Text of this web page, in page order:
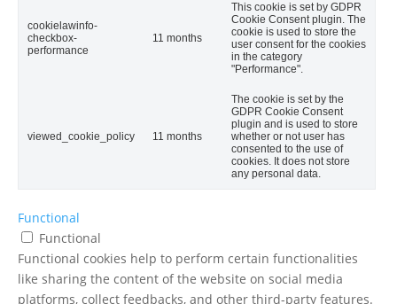
cookielawinfo-
checkbox-
performance
11 months
This cookie is set by GDPR
Cookie Consent plugin. The
cookie is used to store the
user consent for the cookies
in the category
"Performance".
viewed_cookie_policy 11 months
The cookie is set by the
GDPR Cookie Consent
plugin and is used to store
whether or not user has
consented to the use of
cookies. It does not store
any personal data.
Functional
Functional
Functional cookies help to perform certain functionalities
like sharing the content of the website on social media
platforms, collect feedbacks, and other third-party features.